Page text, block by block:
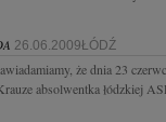
26.06.2009ŁÓDŹ
że dnia 23
absolwentka łódzkiej